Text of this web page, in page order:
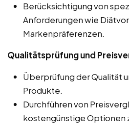
Berücksichtigung von
Anforderungen wie
Markenpräferenzen.
Qualitätsprüfung und
Überprüfung der Qualität
Produkte.
Durchführen von
kostengünstige Optionen